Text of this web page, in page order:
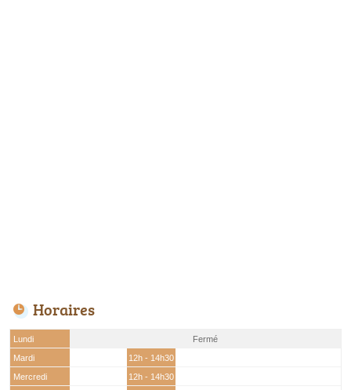
Horaires
Lundi
Fermé
Mardi
12h - 14h30
Mercredi
12h - 14h30